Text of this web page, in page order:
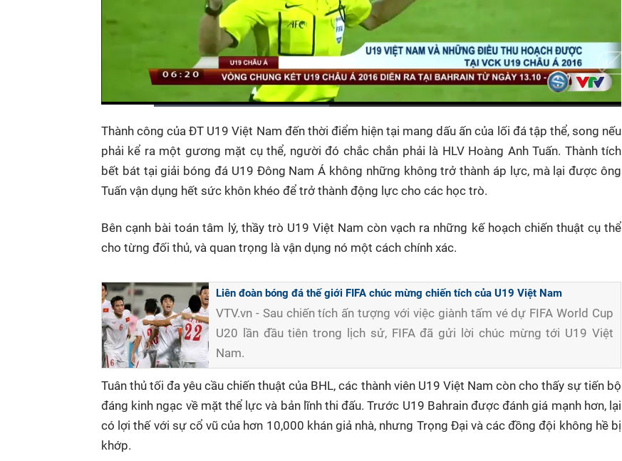
Thành công của ĐT U19 Việt Nam đến thời điểm hiện tại mang dấu ấn của lối đá tập thể, song nếu
phải kể ra một gương mặt cụ thể, người đó chắc chắn phải là HLV Hoàng Anh Tuấn. Thành tích
bết bát tại giải bóng đá U19 Đông Nam Á không những không trở thành áp lực, mà lại được ông
Tuấn vận dụng hết sức khôn khéo để trở thành động lực cho các học trò.
Bên cạnh bài toán tâm lý, thầy trò U19 Việt Nam còn vạch ra những kế hoạch chiến thuật cụ thể
cho từng đối thủ, và quan trọng là vận dụng nó một cách chính xác.
Liên đoàn bóng đá thế giới FIFA chúc mừng chiến tích của U19 Việt Nam
VTV.vn - Sau chiến tích ấn tượng với việc giành tấm vé dự FIFA World Cup
U20 lần đầu tiên trong lịch sử, FIFA đã gửi lời chúc mừng tới U19 Việt
Nam.
Tuân thủ tối đa yêu cầu chiến thuật của BHL, các thành viên U19 Việt Nam còn cho thấy sự tiến bộ
đáng kinh ngạc về mặt thể lực và bản lĩnh thi đấu. Trước U19 Bahrain được đánh giá mạnh hơn, lại
có lợi thế với sự cổ vũ của hơn 10,000 khán giả nhà, nhưng Trọng Đại và các đồng đội không hề bị
khớp.